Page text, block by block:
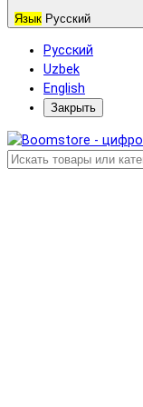
Язык Русский
Русский
Uzbek
English
Закрыть